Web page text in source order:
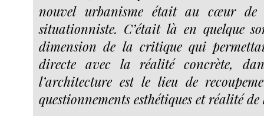
nouvel urbanisme était au cœur de
situationniste. C’était là en quelque
dimension de la critique qui
directe avec la réalité concrète,
l’architecture est le lieu de
questionnements esthétiques et réalité